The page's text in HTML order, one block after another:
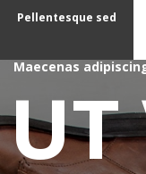
Pellentesque sed
Maecenas
UT